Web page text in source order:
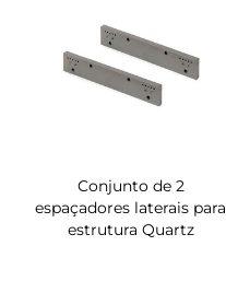
Conjunto de 2
espaçadores laterais para
estrutura Quartz